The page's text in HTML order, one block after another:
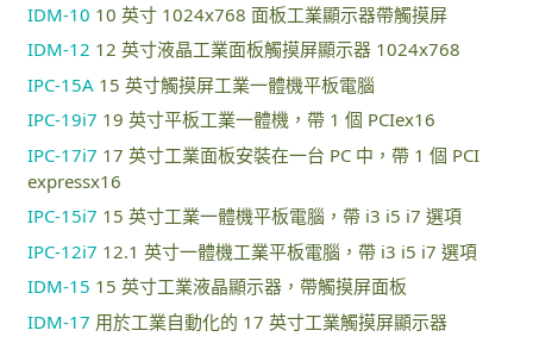
IDM-10 10 英寸 1024x768 面板工業顯示器帶觸摸屏
IDM-12 12 英寸液晶工業面板觸摸屏顯示器 1024x768
IPC-15A 15 英寸觸摸屏工業一體機平板電腦
IPC-19i7 19 英寸平板工業一體機，帶 1 個 PCIex16
IPC-17i7 17 英寸工業面板安裝在一台 PC 中，帶 1 個 PCI
expressx16
IPC-15i7 15 英寸工業一體機平板電腦，帶 i3 i5 i7 選項
IPC-12i7 12.1 英寸一體機工業平板電腦，帶 i3 i5 i7 選項
IDM-15 15 英寸工業液晶顯示器，帶觸摸屏面板
IDM-17 用於工業自動化的 17 英寸工業觸摸屏顯示器